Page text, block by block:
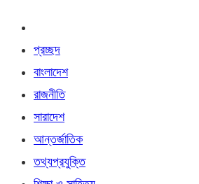
প্রচ্ছদ
বাংলাদেশ
রাজনীতি
সারাদেশ
আন্তর্জাতিক
তথ্যপ্রযুক্তি